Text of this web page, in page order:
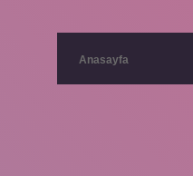
Anasayfa